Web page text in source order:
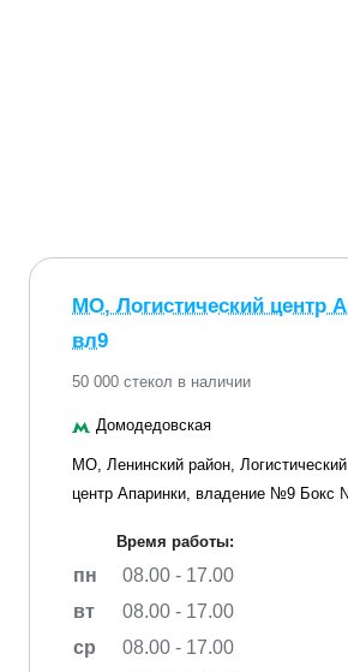
МО, Логистический центр
вл9
50 000 стекол в наличии
Домодедовская
МО, Ленинский район, Логистический
центр Апаринки, владение №9 Бокс
Время работы:
пн
08.00 - 17.00
вт
08.00 - 17.00
ср
08.00 - 17.00